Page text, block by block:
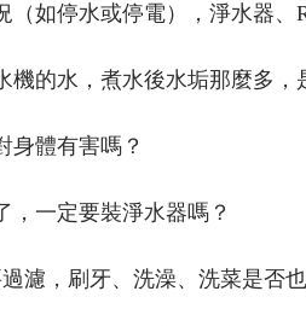
（如停水或停電），淨水器、
機的水，煮水後水垢那麼多，
身體有害嗎？
，一定要裝淨水器嗎？
濾，刷牙、洗澡、洗菜是否